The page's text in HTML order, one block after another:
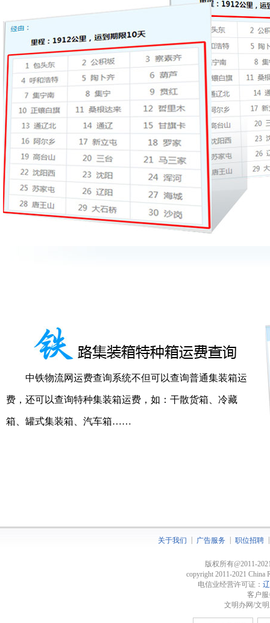
中铁物流网运费查询系统不但可以查询普通集装箱运
费，还可以查询特种集装箱运费，如：干散货箱、冷藏
箱、罐式集装箱、汽车箱……
关于我们 广告服务 职位招聘
版权所有@2011-
copyright 2011-2021 China
电信业经营许可证：
客户服
文明办网/文